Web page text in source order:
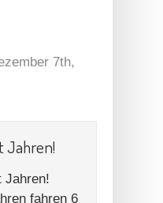
7th,
Jahren!
Jahren!
fahren 6